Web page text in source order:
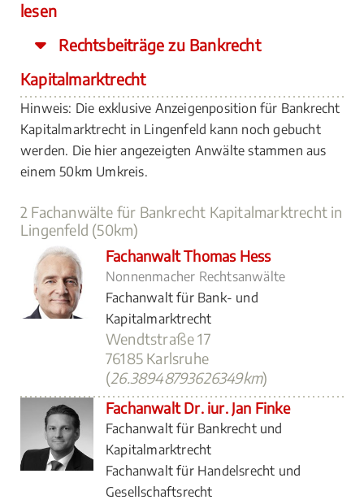
lesen
Rechtsbeiträge zu Bankrecht
Kapitalmarktrecht
Hinweis: Die exklusive Anzeigenposition für Bankrecht
Kapitalmarktrecht in Lingenfeld kann noch gebucht
werden. Die hier angezeigten Anwälte stammen aus
einem 50km Umkreis.
2 Fachanwälte für Bankrecht Kapitalmarktrecht in
Lingenfeld (50km)
Fachanwalt Thomas Hess
Nonnenmacher Rechtsanwälte
Fachanwalt für Bank- und
Kapitalmarktrecht
Wendtstraße 17
76185 Karlsruhe
(26.38948793626349km)
Fachanwalt Dr. iur. Jan Finke
Fachanwalt für Bankrecht und
Kapitalmarktrecht
Fachanwalt für Handelsrecht und
Gesellschaftsrecht